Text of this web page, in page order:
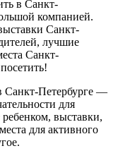
в Санкт-
компанией.
Санкт-
лучшие
Санкт-
Санкт-Петербурге —
для
выставки,
для активного